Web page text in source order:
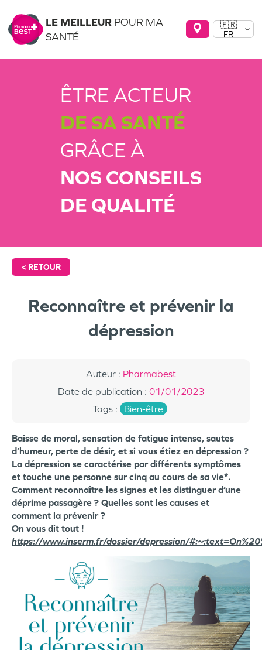
LE MEILLEUR POUR MA
SANTÉ
🇫🇷
FR
ÊTRE ACTEUR
DE SA SANTÉ
GRÂCE À
NOS CONSEILS
DE QUALITÉ
< RETOUR
Reconnaître et prévenir la
dépression
Auteur : Pharmabest
Date de publication : 01/01/2023
Tags: Bien-être
Baisse de moral, sensation de fatigue intense, sautes
d’humeur, perte de désir, et si vous étiez en dépression ?
La dépression se caractérise par différents symptômes
et touche une personne sur cinq au cours de sa vie*.
Comment reconnaître les signes et les distinguer d’une
déprime passagère ? Quelles sont les causes et
comment la prévenir ?
On vous dit tout !
https://www.inserm.fr/dossier/depression/